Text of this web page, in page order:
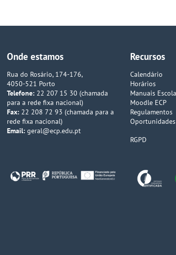
Onde estamos
Rua do Rosário, 174-176,
4050-521 Porto
Telefone:22 207 15 30 (chamada
para a rede fixa nacional)
Fax:22 208 72 93 (chamada para a
rede fixa nacional)
Email: geral@ecp.edu.pt
Recursos
Calendário
Horários
Manuais
Moodle ECP
Regulamentos
Oportunidades
RGPD